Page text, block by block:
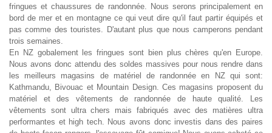
fringues et chaussures de randonnée. Nous serons principalement en
bord de mer et en montagne ce qui veut dire qu'il faut partir équipés et
pas comme des touristes. D'autant plus que nous camperons pendant
trois semaines.
En NZ gobalement les fringues sont bien plus chères qu'en Europe.
Nous avons donc attendu des soldes massives pour nous rendre dans
les meilleurs magasins de matériel de randonnée en NZ qui sont:
Kathmandu, Bivouac et Mountain Design. Ces magasins proposent du
matériel et des vêtements de randonnée de haute qualité. Les
vêtements sont ultra chers mais fabriqués avec des matières ultra
performantes et high tech. Nous avons donc investis dans des paires